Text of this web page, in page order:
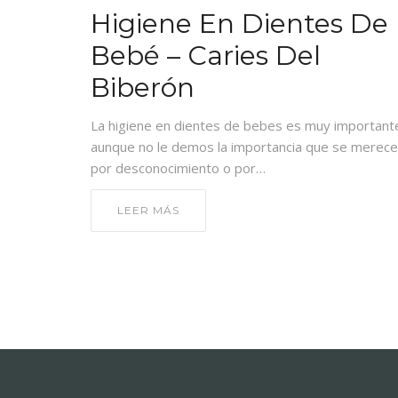
Higiene En Dientes De
Bebé – Caries Del
Biberón
La higiene en dientes de bebes es muy
aunque no le demos la importancia que se
por desconocimiento o por…
LEER MÁS